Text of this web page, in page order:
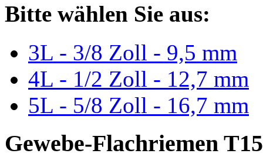
Bitte wählen Sie aus:
3L - 3/8 Zoll - 9,5 mm
4L - 1/2 Zoll - 12,7 mm
5L - 5/8 Zoll - 16,7 mm
Gewebe-Flachriemen